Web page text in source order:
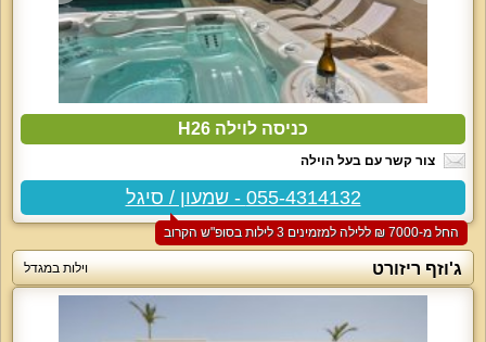
כניסה לוילה H26
צור קשר עם בעל הוילה
055-4314132 - שמעון / סיגל
החל מ-‏7000 ₪ ללילה למזמינים 3 לילות בסופ"ש הקרוב
ג'וזף ריזורט וילות במגדל